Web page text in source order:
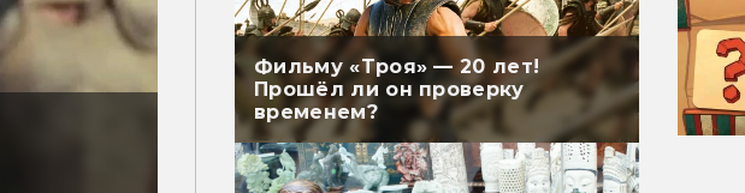
Фильму «Троя» — 20 лет!
Прошёл ли он проверку
временем?